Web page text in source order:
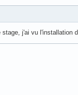
stage, j'ai vu l'installation